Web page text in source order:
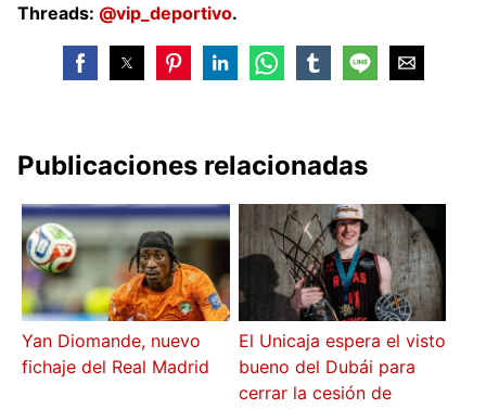
Threads: @vip_deportivo.
Publicaciones relacionadas
Yan Diomande, nuevo
fichaje del Real Madrid
El Unicaja espera el visto
bueno del Dubái para
cerrar la cesión de